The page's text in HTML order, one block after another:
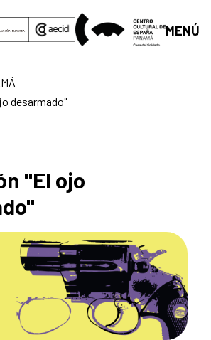
principal
MENÚ
desarmado"
"El ojo